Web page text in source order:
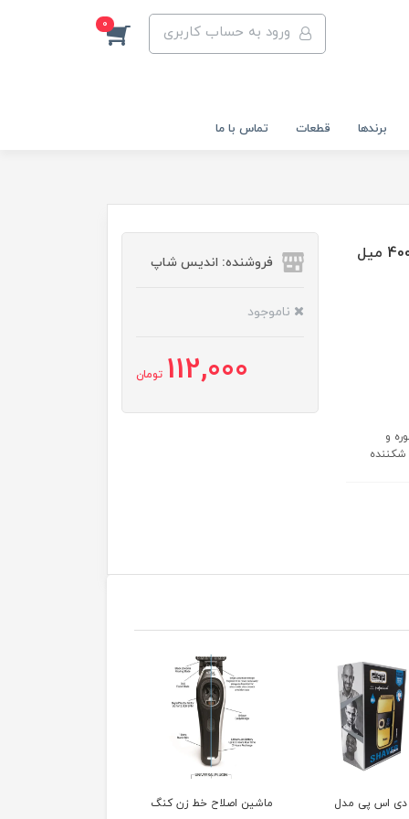
ورود به حساب کاربری 0
برندها قطعات تماس با ما
شامپو سر فولیکا مخصوص موهای خشک و آسیب دیده 400 میل
و
فروشنده: اندیس شاپ
ناموجود
112,000 تومان
اصلاح خط زن کنگ
ماشین اصلاح خط زن وی